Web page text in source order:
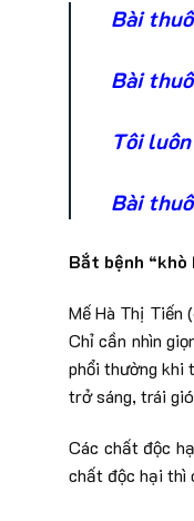
Bài
Bài
Tôi
Bài
Bắt bệnh “khò
Mế Hà Thị Tiến
Chỉ cần nhìn
phổi thường khi
trở sáng, trái
Các chất độc
chất độc hại thì